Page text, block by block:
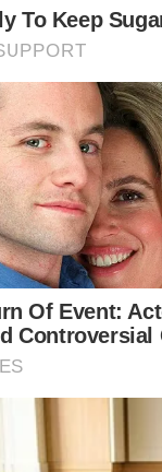
cortesia
(Alameda
mães com
por
(de camiseta
ingresso para
adquirir seu